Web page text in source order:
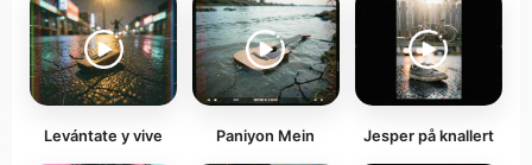
Levántate y vive Paniyon Mein Jesper på knallert